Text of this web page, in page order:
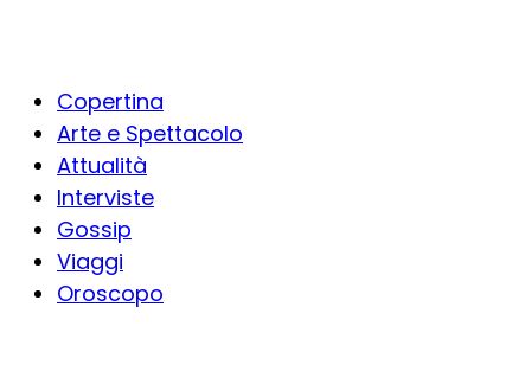
Copertina
Arte e Spettacolo
Attualità
Interviste
Gossip
Viaggi
Oroscopo